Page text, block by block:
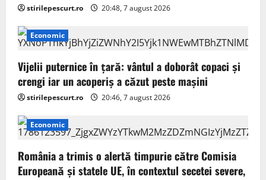
stirilepescurt.ro 20:48, 7 august 2026
Economic
Vijelii puternice în țară: vântul a doborât copaci și
crengi iar un acoperiș a căzut peste mașini
stirilepescurt.ro 20:46, 7 august 2026
Economic
România a trimis o alertă timpurie către Comisia
Europeană și statele UE, în contextul secetei severe,